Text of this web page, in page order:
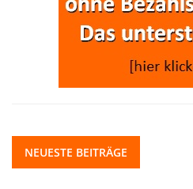
NEUESTE BEITRÄGE